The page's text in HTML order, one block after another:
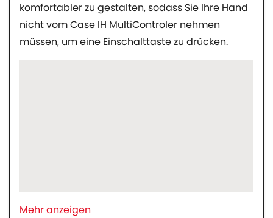
komfortabler zu gestalten, sodass Sie Ihre Hand
nicht vom Case IH MultiControler nehmen
müssen, um eine Einschalttaste zu drücken.
Mehr anzeigen